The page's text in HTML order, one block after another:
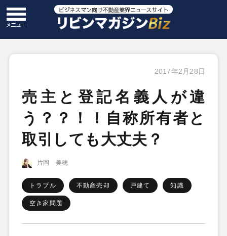
2017年2月28日
売主と登記名義人が違
う？？！！自称所有者と
取引しても大丈夫？
片岡 美穂
トラブル 不動産売却 戸建て 知識
空き家問題